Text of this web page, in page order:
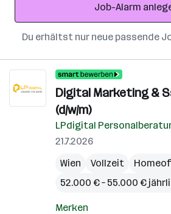
Job-Alarm
Du erhältst nur neue passende
Digital Marketing &
(d/w/m)
LPdigital
21.7.2026
Wien
Vollzeit
52.000 € – 55.000 €
Merken